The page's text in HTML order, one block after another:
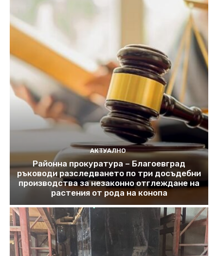
АКТУАЛНО
Районна прокуратура – Благоевград
ръководи разследването по три досъдебни
производства за незаконно отглеждане на
растения от рода на конопа